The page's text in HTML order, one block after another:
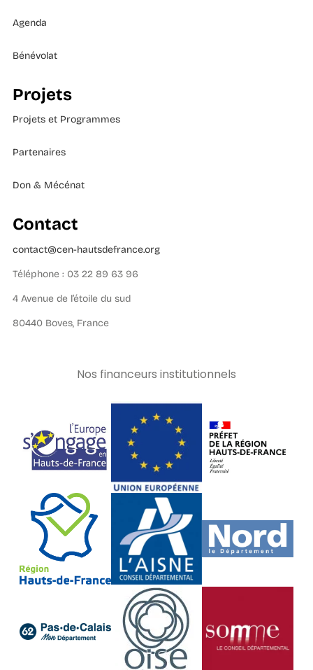
Agenda
Bénévolat
Projets
Projets et Programmes
Partenaires
Don & Mécénat
Contact
contact@cen-hautsdefrance.org
Téléphone : 03 22 89 63 96
4 Avenue de l’étoile du sud
80440 Boves, France
Nos financeurs institutionnels